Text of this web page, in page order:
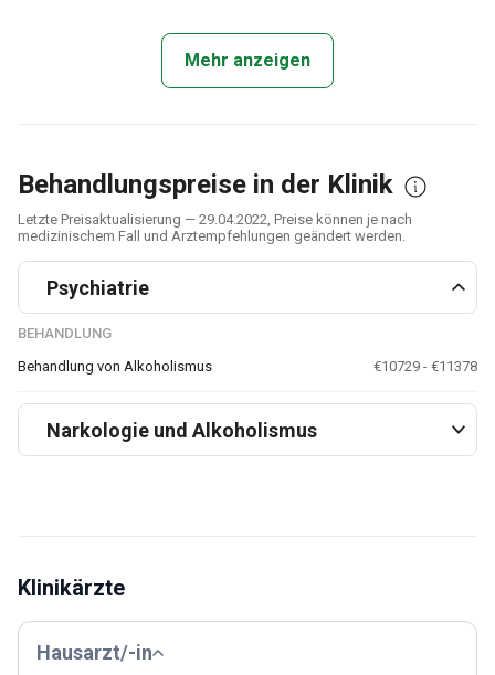
Mehr anzeigen
Behandlungspreise in der Klinik
Letzte Preisaktualisierung — 29.04.2022, Preise können je nach
medizinischem Fall und Arztempfehlungen geändert werden.
Psychiatrie
BEHANDLUNG
Behandlung von Alkoholismus
€10729 - €11378
Narkologie und Alkoholismus
Klinikärzte
Hausarzt/-in